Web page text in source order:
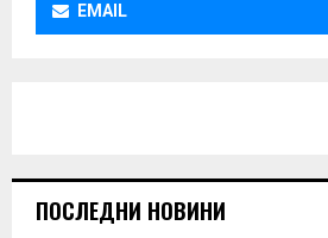
EMAIL
ПОСЛЕДНИ НОВИНИ